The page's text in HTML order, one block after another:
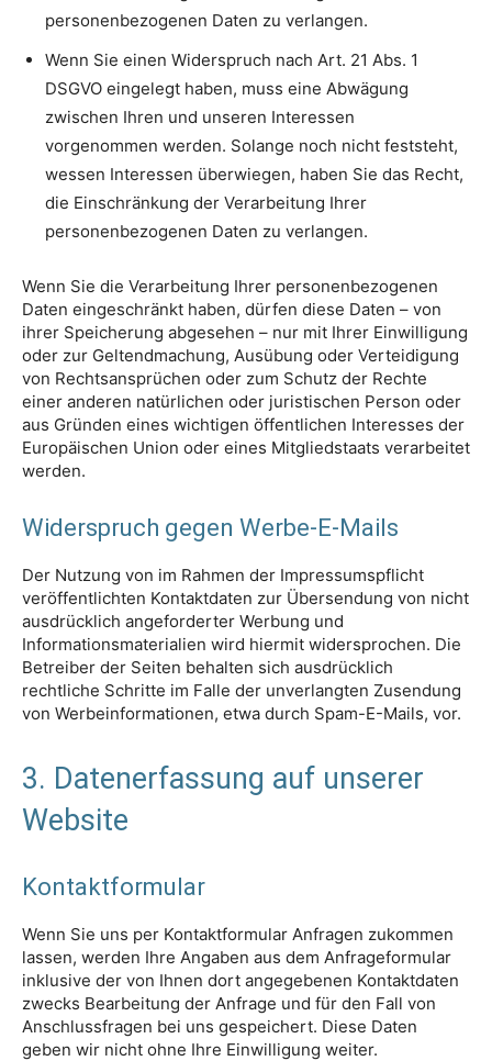
personenbezogenen Daten zu verlangen.
Wenn Sie einen Widerspruch nach Art. 21 Abs. 1
DSGVO eingelegt haben, muss eine Abwägung
zwischen Ihren und unseren Interessen
vorgenommen werden. Solange noch nicht feststeht,
wessen Interessen überwiegen, haben Sie das Recht,
die Einschränkung der Verarbeitung Ihrer
personenbezogenen Daten zu verlangen.
Wenn Sie die Verarbeitung Ihrer personenbezogenen
Daten eingeschränkt haben, dürfen diese Daten – von
ihrer Speicherung abgesehen – nur mit Ihrer Einwilligung
oder zur Geltendmachung, Ausübung oder Verteidigung
von Rechtsansprüchen oder zum Schutz der Rechte
einer anderen natürlichen oder juristischen Person oder
aus Gründen eines wichtigen öffentlichen Interesses der
Europäischen Union oder eines Mitgliedstaats verarbeitet
werden.
Widerspruch gegen Werbe-E-Mails
Der Nutzung von im Rahmen der Impressumspflicht
veröffentlichten Kontaktdaten zur Übersendung von nicht
ausdrücklich angeforderter Werbung und
Informationsmaterialien wird hiermit widersprochen. Die
Betreiber der Seiten behalten sich ausdrücklich
rechtliche Schritte im Falle der unverlangten Zusendung
von Werbeinformationen, etwa durch Spam-E-Mails, vor.
3. Datenerfassung auf unserer
Website
Kontaktformular
Wenn Sie uns per Kontaktformular Anfragen zukommen
lassen, werden Ihre Angaben aus dem Anfrageformular
inklusive der von Ihnen dort angegebenen Kontaktdaten
zwecks Bearbeitung der Anfrage und für den Fall von
Anschlussfragen bei uns gespeichert. Diese Daten
geben wir nicht ohne Ihre Einwilligung weiter.